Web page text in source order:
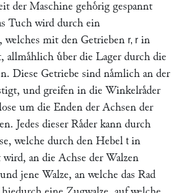
der Maschine gehoͤrig gespannt
Tuch wird durch ein
welches mit den Getrieben r, r in
allmaͤhlich uͤber die Lager durch die
Diese Getriebe sind naͤmlich an der
und greifen in die Winkelraͤder
um die Enden der Achsen der
Jedes dieser Raͤder kann durch
welche durch den Hebel tin
wird, an die Achse der Walzen
jene Walze, an welche das Rad